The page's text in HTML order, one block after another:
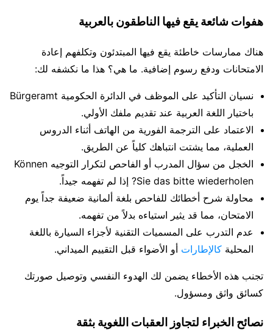
هفوات شائعة يقع فيها الناطقون بالعربية
هناك ممارسات خاطئة يقع فيها المبتدئون وتكلفهم إعادة
الامتحانات ودفع رسوم إضافية. ما هي؟ هذا ما نكشفه لك:
نسيان التأكيد على الموظف في الدائرة الحكومية Bürgeramt
باختيار اللغة العربية عند تقديم ملفك الأولي.
الاعتماد على الترجمة الفورية من الهاتف أثناء الدروس
العملية، مما يشتت انتباهك كلياً عن الطريق.
الخجل من سؤال المدرب أو الفاحص لتكرار التوجيه Können
Sie das bitte wiederholen? إذا لم تفهمه جيداً.
محاولة شرح أخطائك للفاحص بلغة ألمانية ضعيفة جداً يوم
الامتحان، مما قد يثير استياءه بدلاً من تفهمه.
عدم التدرب على المسميات التقنية لأجزاء السيارة باللغة
المحلية كالإطارات أو الأضواء قبل التقييم الميداني.
تجنب هذه الأخطاء يضمن لك الهدوء النفسي وتوصيل صورتك
كسائق واثق ومسؤول.
نصائح الخبراء لتجاوز العقبات اللغوية بثقة